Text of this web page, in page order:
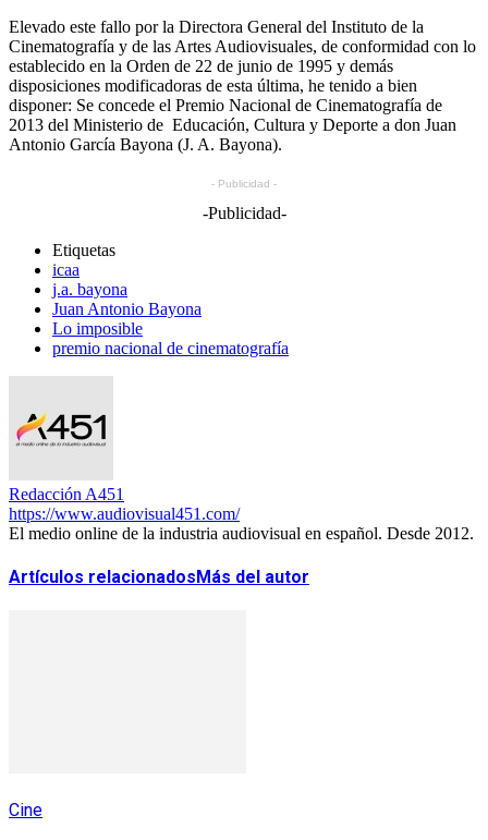
Elevado este fallo por la Directora General del Instituto de la
Cinematografía y de las Artes Audiovisuales, de conformidad con lo
establecido en la Orden de 22 de junio de 1995 y demás
disposiciones modificadoras de esta última, he tenido a bien
disponer: Se concede el Premio Nacional de Cinematografía de
2013 del Ministerio de Educación, Cultura y Deporte a don Juan
Antonio García Bayona (J. A. Bayona).
- Publicidad -
-Publicidad-
Etiquetas
icaa
j.a. bayona
Juan Antonio Bayona
Lo imposible
premio nacional de cinematografía
Redacción A451
https://www.audiovisual451.com/
El medio online de la industria audiovisual en español. Desde 2012.
Artículos relacionadosMás del autor
Cine